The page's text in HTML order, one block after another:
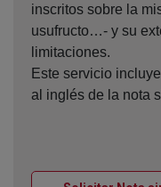
inscritos sobre la
usufructo…- y su
limitaciones.
Este servicio
al inglés de la nota